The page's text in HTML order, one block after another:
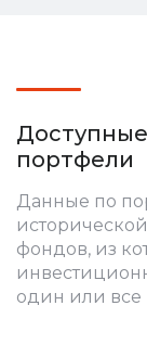
портфели
Данные по
фондов, из
один или